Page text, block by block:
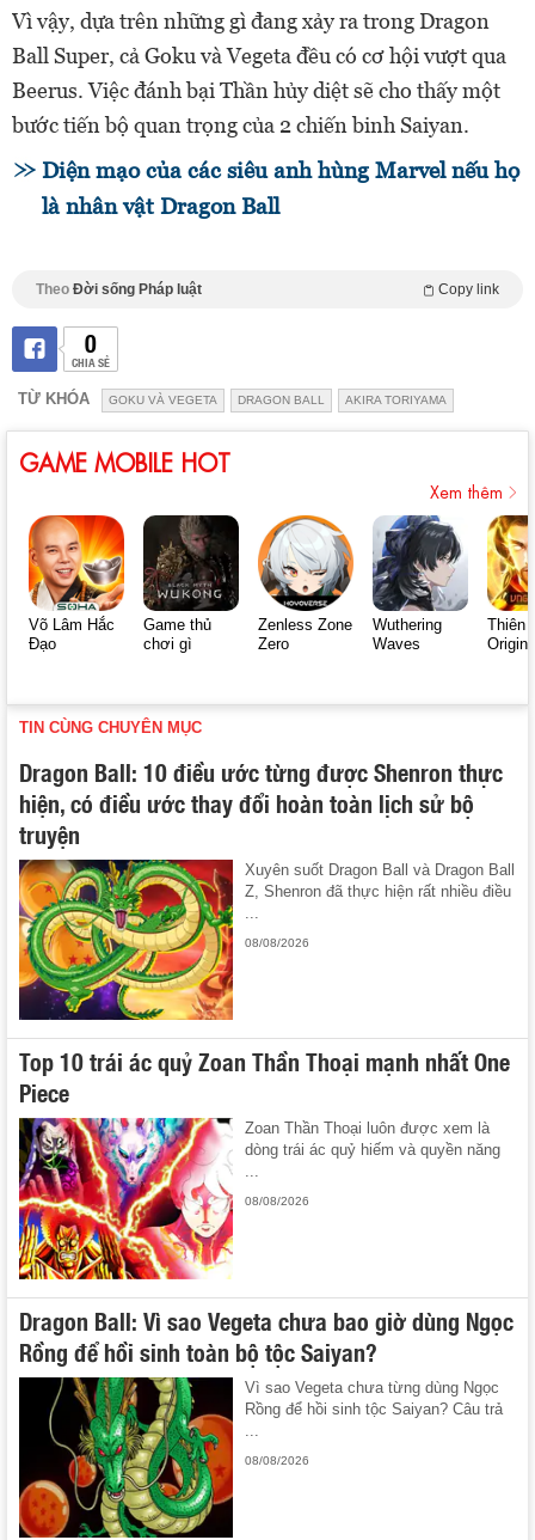
Vì vậy, dựa trên những gì đang xảy ra trong Dragon
Ball Super, cả Goku và Vegeta đều có cơ hội vượt qua
Beerus. Việc đánh bại Thần hủy diệt sẽ cho thấy một
bước tiến bộ quan trọng của 2 chiến binh Saiyan.
Diện mạo của các siêu anh hùng Marvel nếu họ
là nhân vật Dragon Ball
Theo Đời sống Pháp luật Copy link
0
CHIA SẺ
TỪ KHÓA GOKU VÀ VEGETA DRAGON BALL AKIRA TORIYAMA
GAME MOBILE HOT
Xem thêm
Võ Lâm Hắc
Đạo
Game thủ
chơi gì
Zenless Zone
Zero
Wuthering
Waves
Thiên
Origin
TIN CÙNG CHUYÊN MỤC
Dragon Ball: 10 điều ước từng được Shenron thực
hiện, có điều ước thay đổi hoàn toàn lịch sử bộ
truyện
Xuyên suốt Dragon Ball và Dragon Ball
Z, Shenron đã thực hiện rất nhiều điều
...
08/08/2026
Top 10 trái ác quỷ Zoan Thần Thoại mạnh nhất One
Piece
Zoan Thần Thoại luôn được xem là
dòng trái ác quỷ hiếm và quyền năng
...
08/08/2026
Dragon Ball: Vì sao Vegeta chưa bao giờ dùng Ngọc
Rồng để hồi sinh toàn bộ tộc Saiyan?
Vì sao Vegeta chưa từng dùng Ngọc
Rồng để hồi sinh tộc Saiyan? Câu trả
08/08/2026